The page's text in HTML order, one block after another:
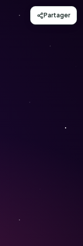
Partager